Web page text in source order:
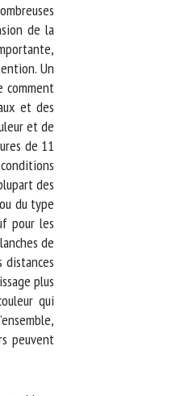
de la
Un
et des
et de
de 11
des
du type
pour les
de
plus
qui
peuvent